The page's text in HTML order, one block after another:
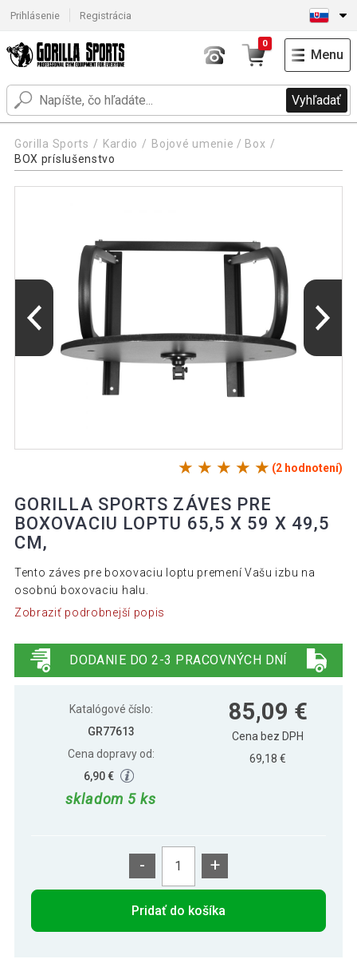
Prihlásenie Registrácia
Vyhľadať
0
Menu
Gorilla Sports Kardio
Bojové umenie / Box
BOX príslušenstvo
(2 hodnotení)
GORILLA SPORTS ZÁVES PRE
BOXOVACIU LOPTU 65,5 X 59 X 49,5
CM,
Tento záves pre boxovaciu loptu premení Vašu izbu na
osobnú boxovaciu halu.
Zobraziť podrobnejší popis
DODANIE DO 2-3 PRACOVNÝCH DNÍ
Katalógové číslo:
GR77613
Cena dopravy od:
6,90 €
skladom 5 ks
85,09 €
Cena bez DPH
69,18 €
- +
Pridať do košíka